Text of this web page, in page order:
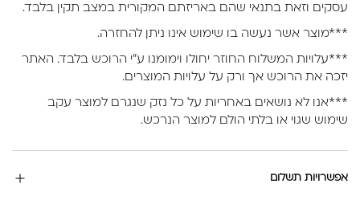
עסקים וזאת בתנאי שהם באריזתם המקורית במצב תקין בלבד.
***מוצר אשר נעשה בו שימוש אינו ניתן להחזרה.
***עלויות המשלוח החוזר יחולו וימומנו ע”י הרוכש בלבד. האתר
יזכה את הרוכש אך ורק על עלויות המוצרים.
***אנו לא נושאים באחריות על כל נזק שנגרם למוצר עקב
שימוש שגוי או בלתי הולם למוצר הנרכש.
אפשרויות תשלום